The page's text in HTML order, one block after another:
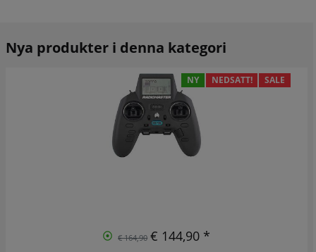
Nya produkter i denna kategori
NY NEDSATT! SALE
€ 164,90 € 144,90 *